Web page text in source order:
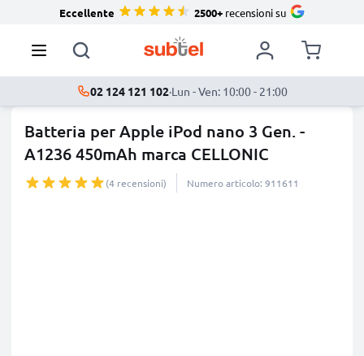
Eccellente 2500+recensioni su
02 124 121 102·Lun - Ven: 10:00 - 21:00
Batteria per Apple iPod nano 3 Gen. -
A1236 450mAh marca CELLONIC
(4 recensioni) Numero articolo: 911611